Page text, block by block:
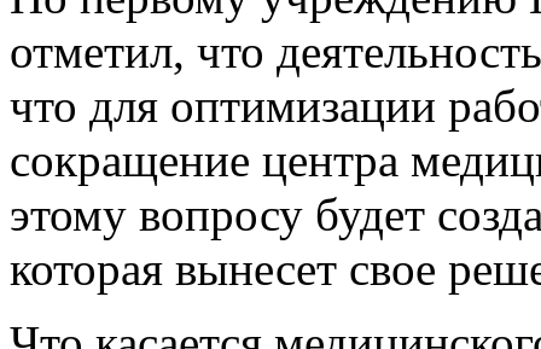
отметил, что
что для оптимизации
сокращение центра
этому вопросу будет
которая вынесет свое